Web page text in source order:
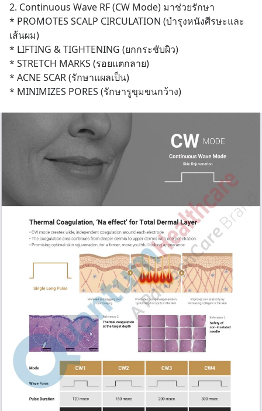
2. Continuous Wave RF (CW Mode) มาช่วยรักษา
* PROMOTES SCALP CIRCULATION (บำรุงหนังศีรษะและ
เส้นผม)
* LIFTING & TIGHTENING (ยกกระชับผิว)
* STRETCH MARKS (รอยแตกลาย)
* ACNE SCAR (รักษาแผลเป็น)
* MINIMIZES PORES (รักษารูขุมขนกว้าง)